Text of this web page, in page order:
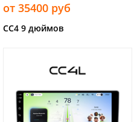
от 35400 руб
CC4 9 дюймов